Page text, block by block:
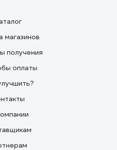
магазинов
получения
оплаты